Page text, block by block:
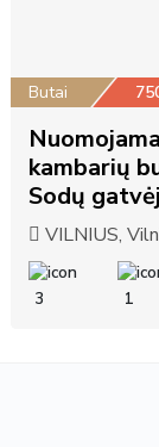
Butai
kambarių
Sodų
VILNIUS,
3 1